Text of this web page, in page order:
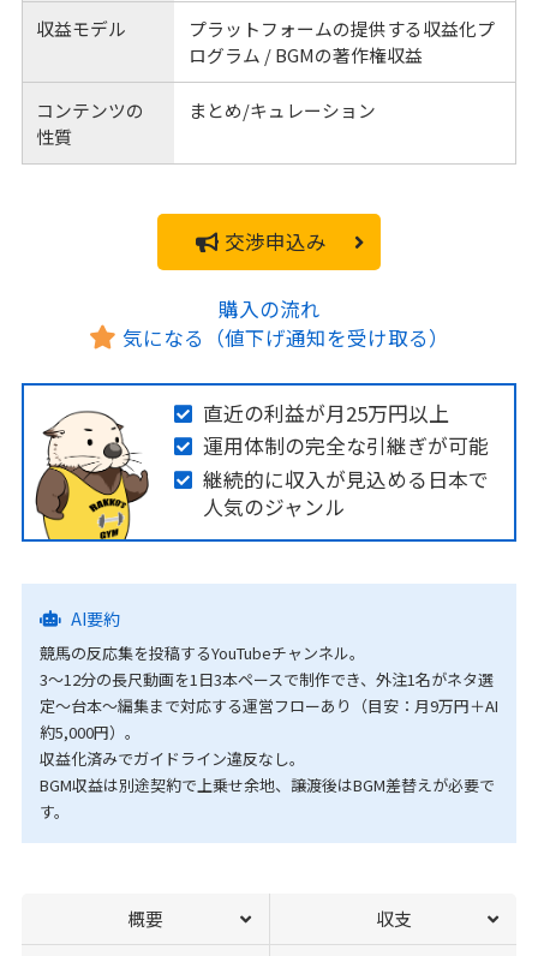
収益モデル
プラットフォームの提供する収益化プ
ログラム / BGMの著作権収益
コンテンツの
性質
まとめ/キュレーション
交渉申込み
購入の流れ
気になる（値下げ通知を受け取る）
直近の利益が月25万円以上
運用体制の完全な引継ぎが可能
継続的に収入が見込める日本で
人気のジャンル
AI要約
競馬の反応集を投稿するYouTubeチャンネル。
3〜12分の長尺動画を1日3本ペースで制作でき、外注1名がネタ選
定〜台本〜編集まで対応する運営フローあり（目安：月9万円＋AI
約5,000円）。
収益化済みでガイドライン違反なし。
BGM収益は別途契約で上乗せ余地、譲渡後はBGM差替えが必要で
す。
概要 収支